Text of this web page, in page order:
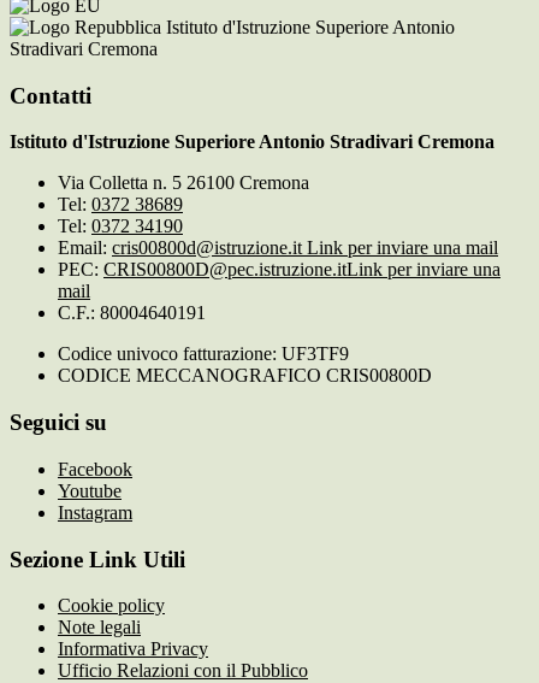
Istituto d'Istruzione Superiore Antonio
Stradivari Cremona
Contatti
Istituto d'Istruzione Superiore Antonio Stradivari Cremona
Via Colletta n. 5 26100 Cremona
Tel: 0372 38689
Tel: 0372 34190
Email: cris00800d@istruzione.it Link per inviare una mail
PEC: CRIS00800D@pec.istruzione.itLink per inviare una
mail
C.F.: 80004640191
Codice univoco fatturazione: UF3TF9
CODICE MECCANOGRAFICO CRIS00800D
Seguici su
Facebook
Youtube
Instagram
Sezione Link Utili
Cookie policy
Note legali
Informativa Privacy
Ufficio Relazioni con il Pubblico